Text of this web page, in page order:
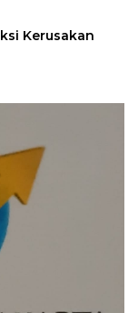
Kerusakan